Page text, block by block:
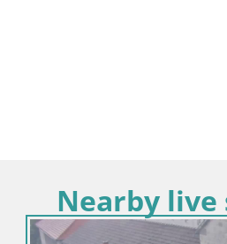
Nearby live